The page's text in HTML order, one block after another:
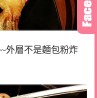
外層不是麵包粉炸